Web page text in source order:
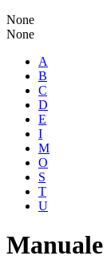
None
None
A
B
C
D
E
I
M
O
S
T
U